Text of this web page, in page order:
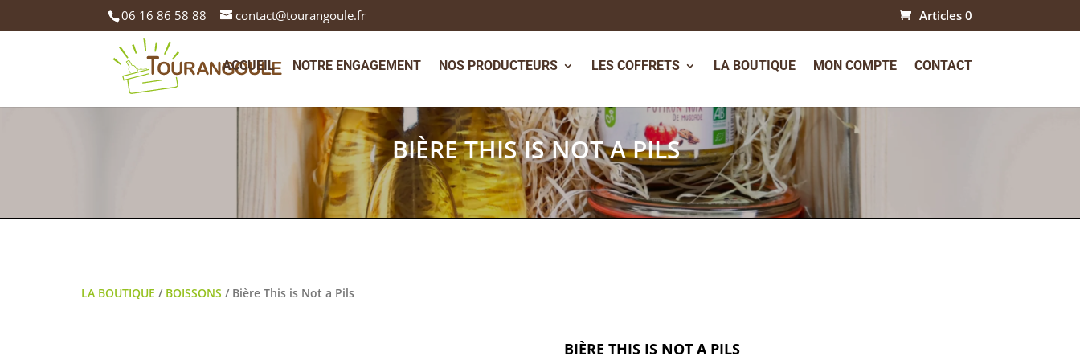
06 16 86 58 88 contact@tourangoule.fr Articles 0
ACCUEIL NOTRE ENGAGEMENT NOS PRODUCTEURS LES COFFRETS LA BOUTIQUE MON COMPTE CONTACT
BIÈRE THIS IS NOT A PILS
LA BOUTIQUE / BOISSONS / Bière This is Not a Pils
BIÈRE THIS IS NOT A PILS